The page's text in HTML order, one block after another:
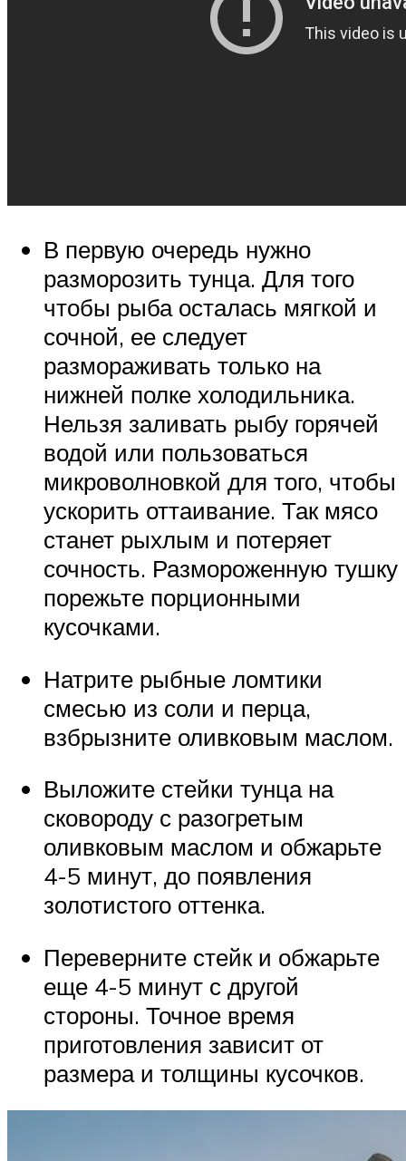
В первую очередь нужно
разморозить тунца. Для того
чтобы рыба осталась мягкой и
сочной, ее следует
размораживать только на
нижней полке холодильника.
Нельзя заливать рыбу горячей
водой или пользоваться
микроволновкой для того, чтобы
ускорить оттаивание. Так мясо
станет рыхлым и потеряет
сочность. Размороженную тушку
порежьте порционными
кусочками.
Натрите рыбные ломтики
смесью из соли и перца,
взбрызните оливковым маслом.
Выложите стейки тунца на
сковороду с разогретым
оливковым маслом и обжарьте
4-5 минут, до появления
золотистого оттенка.
Переверните стейк и обжарьте
еще 4-5 минут с другой
стороны. Точное время
приготовления зависит от
размера и толщины кусочков.